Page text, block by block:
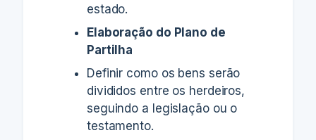
estado.
Elaboração do Plano de
Partilha
Definir como os bens serão
divididos entre os herdeiros,
seguindo a legislação ou o
testamento.